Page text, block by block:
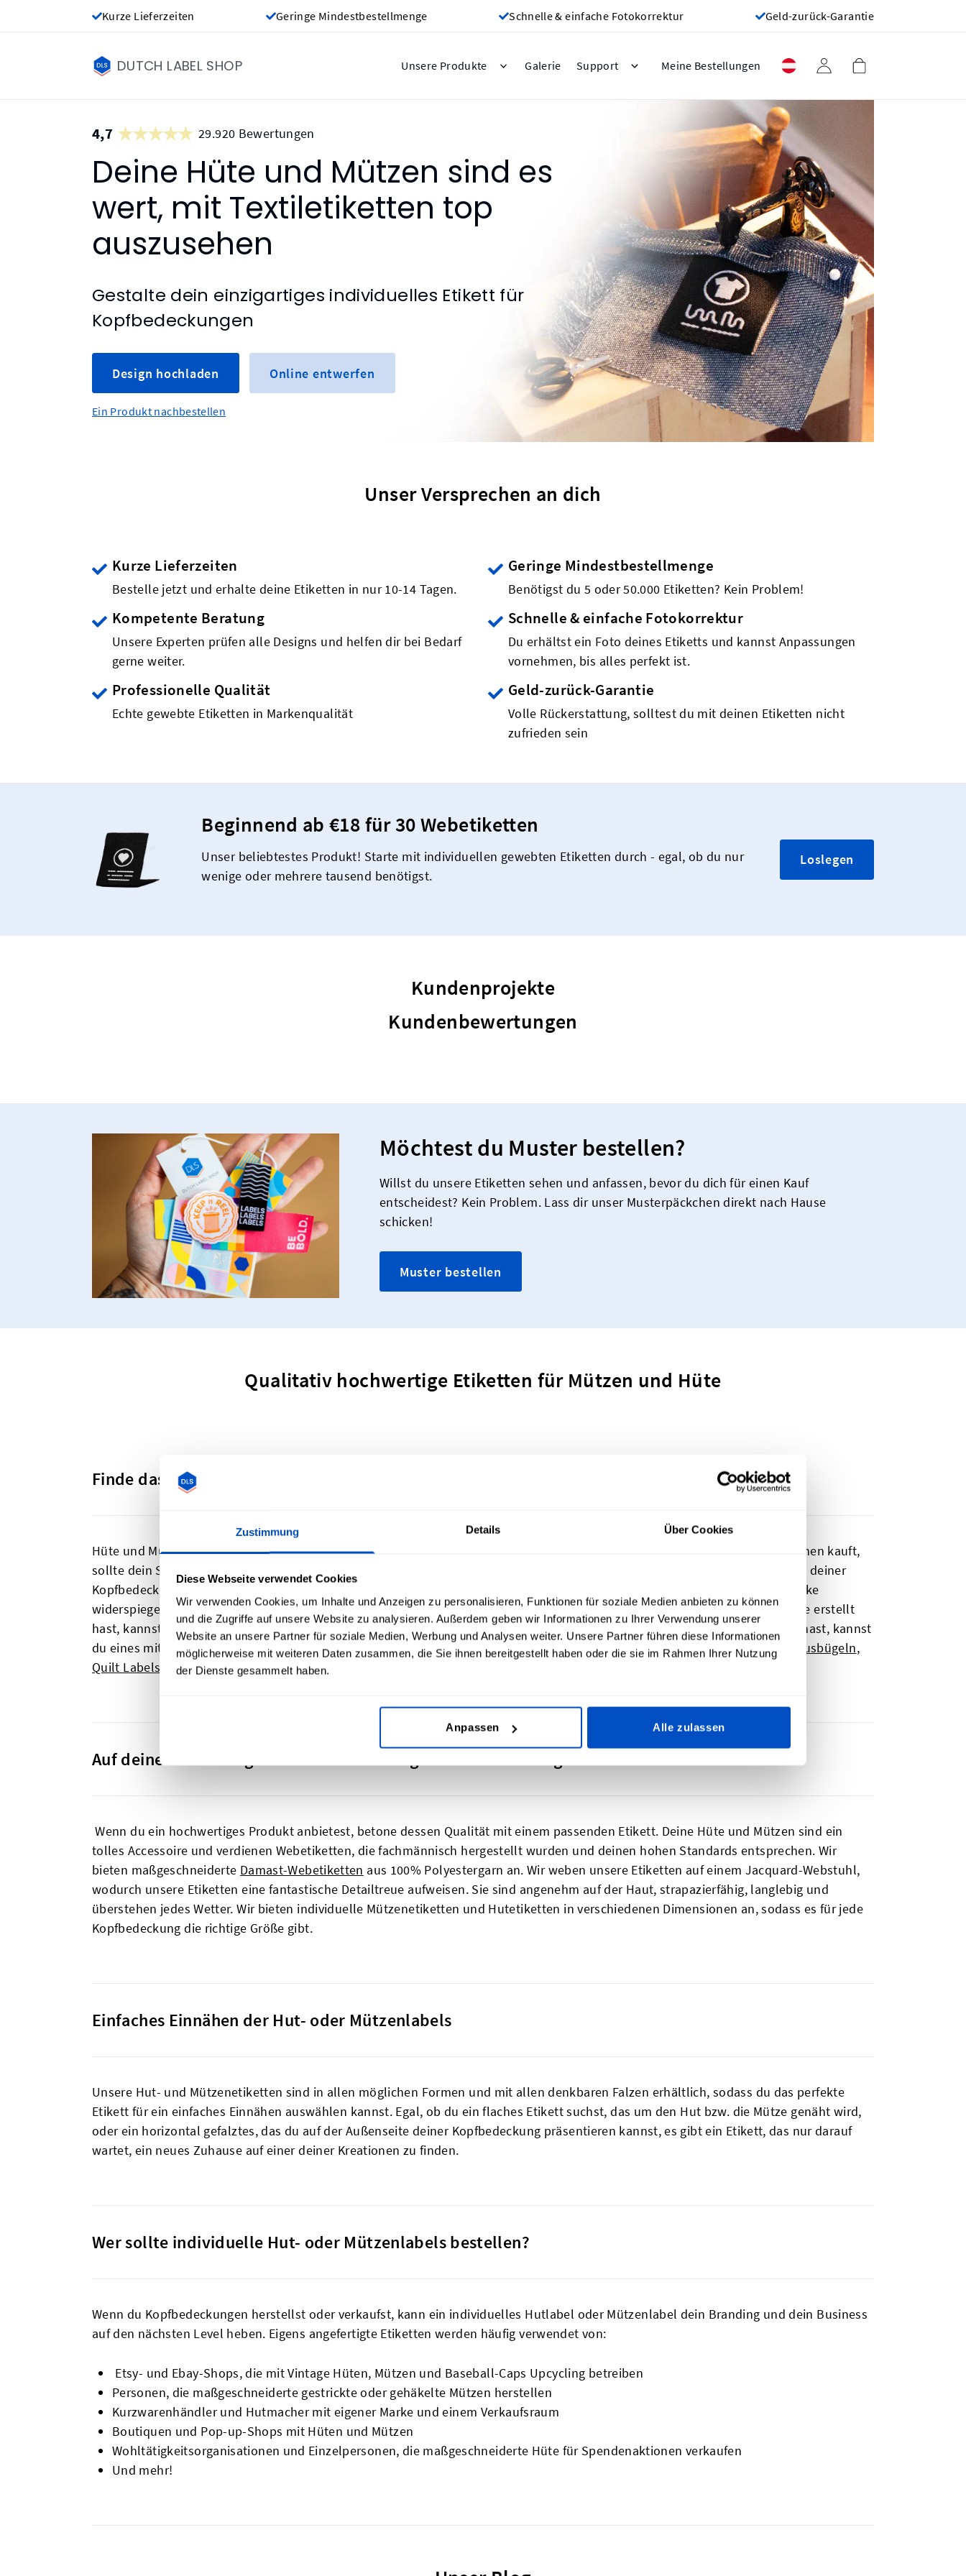
Zustimmung Details Über Cookies
Diese Webseite verwendet Cookies
Wir verwenden Cookies, um Inhalte und Anzeigen zu personalisieren, Funktionen für soziale Medien anbieten zu können
und die Zugriffe auf unsere Website zu analysieren. Außerdem geben wir Informationen zu Ihrer Verwendung unserer
Website an unsere Partner für soziale Medien, Werbung und Analysen weiter. Unsere Partner führen diese Informationen
möglicherweise mit weiteren Daten zusammen, die Sie ihnen bereitgestellt haben oder die sie im Rahmen Ihrer Nutzung
der Dienste gesammelt haben.
Anpassen Alle zulassen
Kurze Lieferzeiten Geringe Mindestbestellmenge Schnelle & einfache Fotokorrektur Geld-zurück-Garantie
DUTCH LABEL SHOP Unsere Produkte Galerie Support Meine Bestellungen
4,7 29.920 Bewertungen
Deine Hüte und Mützen sind es
wert, mit Textiletiketten top
auszusehen
Gestalte dein einzigartiges individuelles Etikett für
Kopfbedeckungen
Design hochladen Online entwerfen
Ein Produkt nachbestellen
Unser Versprechen an dich
Kurze Lieferzeiten
Bestelle jetzt und erhalte deine Etiketten in nur 10-14 Tagen.
Geringe Mindestbestellmenge
Benötigst du 5 oder 50.000 Etiketten? Kein Problem!
Kompetente Beratung
Unsere Experten prüfen alle Designs und helfen dir bei Bedarf
gerne weiter.
Schnelle & einfache Fotokorrektur
Du erhältst ein Foto deines Etiketts und kannst Anpassungen
vornehmen, bis alles perfekt ist.
Professionelle Qualität
Echte gewebte Etiketten in Markenqualität
Geld-zurück-Garantie
Volle Rückerstattung, solltest du mit deinen Etiketten nicht
zufrieden sein
Beginnend ab €18 für 30 Webetiketten
Unser beliebtestes Produkt! Starte mit individuellen gewebten Etiketten durch - egal, ob du nur
wenige oder mehrere tausend benötigst.
Loslegen
Kundenprojekte
Kundenbewertungen
Möchtest du Muster bestellen?
Willst du unsere Etiketten sehen und anfassen, bevor du dich für einen Kauf
entscheidest? Kein Problem. Lass dir unser Musterpäckchen direkt nach Hause
schicken!
Muster bestellen
Qualitativ hochwertige Etiketten für Mützen und Hüte
Finde das richtige Textiletikett für deine Marke
Hüte und Mützen sind Accessoires, welche die Ästhetik und den Stil einer Person aufzeigen. Wenn jemand eine deiner Kreationen kauft,
sollte dein Stil nicht nur an der Kopfbedeckung selbst, sondern auch an deinem einzigartigen
erkennbar sein! Wenn du deiner
Kopfbedeckung einen Aufnäher hinzufügen willst, sei dir im Klaren darüber, dass es die Persönlichkeit und den Stil deiner Marke
widerspiegelt. Wir haben alle Etiketten-Optionen für Hüte und Mützen im Programm. Wenn du bereits ein Logo für deine Marke erstellt
hast, kannst du es einfach mit unserem Hut- und Mützenetiketten-Upload-Tool hochladen. Wenn du noch kein eigenes Logo hast, kannst
du eines mit unserem Design-Tool erstellen. Werfen Sie auch einen Blick auf unserebedruckte Textiletiketten,Eiketten zum Ausbügeln,
Quilt Labels undT-Shirt-Etiketten.
Auf deine hochwertigen Hüte und Mützen gehören hochwertige Etiketten
Wenn du ein hochwertiges Produkt anbietest, betone dessen Qualität mit einem passenden Etikett. Deine Hüte und Mützen sind ein
tolles Accessoire und verdienen Webetiketten, die fachmännisch hergestellt wurden und deinen hohen Standards entsprechen. Wir
bieten maßgeschneiderte Damast-Webetiketten aus 100% Polyestergarn an. Wir weben unsere Etiketten auf einem Jacquard-Webstuhl,
wodurch unsere Etiketten eine fantastische Detailtreue aufweisen. Sie sind angenehm auf der Haut, strapazierfähig, langlebig und
überstehen jedes Wetter. Wir bieten individuelle Mützenetiketten und Hutetiketten in verschiedenen Dimensionen an, sodass es für jede
Kopfbedeckung die richtige Größe gibt.
Einfaches Einnähen der Hut- oder Mützenlabels
Unsere Hut- und Mützenetiketten sind in allen möglichen Formen und mit allen denkbaren Falzen erhältlich, sodass du das perfekte
Etikett für ein einfaches Einnähen auswählen kannst. Egal, ob du ein flaches Etikett suchst, das um den Hut bzw. die Mütze genäht wird,
oder ein horizontal gefalztes, das du auf der Außenseite deiner Kopfbedeckung präsentieren kannst, es gibt ein Etikett, das nur darauf
wartet, ein neues Zuhause auf einer deiner Kreationen zu finden.
Wer sollte individuelle Hut- oder Mützenlabels bestellen?
Wenn du Kopfbedeckungen herstellst oder verkaufst, kann ein individuelles Hutlabel oder Mützenlabel dein Branding und dein Business
auf den nächsten Level heben. Eigens angefertigte Etiketten werden häufig verwendet von:
Etsy- und Ebay-Shops, die mit Vintage Hüten, Mützen und Baseball-Caps Upcycling betreiben
Personen, die maßgeschneiderte gestrickte oder gehäkelte Mützen herstellen
Kurzwarenhändler und Hutmacher mit eigener Marke und einem Verkaufsraum
Boutiquen und Pop-up-Shops mit Hüten und Mützen
Wohltätigkeitsorganisationen und Einzelpersonen, die maßgeschneiderte Hüte für Spendenaktionen verkaufen
Und mehr!